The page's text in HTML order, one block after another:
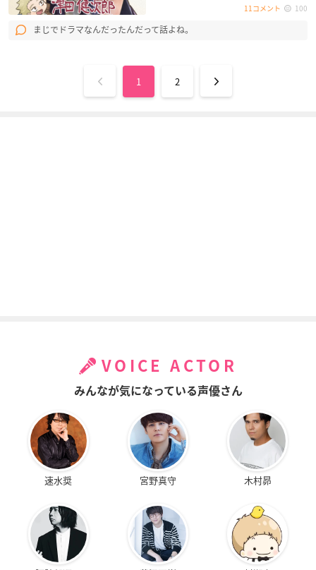
11コメント 100
まじでドラマなんだったんだって話よね。
1 2
VOICE ACTOR
みんなが気になっている声優さん
速水奨 宮野真守 木村昴